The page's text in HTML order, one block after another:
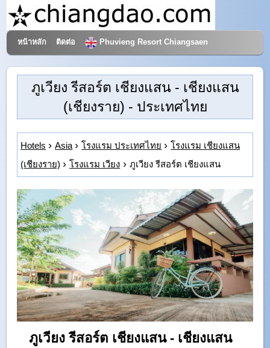
โรงแรมและการท่องเที่ยว
หน้าหลัก ติดต่อ Phuvieng Resort Chiangsaen
ภูเวียง รีสอร์ต เชียงแสน- เชียงแสน
(เชียงราย) - ประเทศไทย
Hotels Asia โรงแรม ประเทศไทย
โรงแรม เชียงแสน
(เชียงราย)
โรงแรม เวียง ภูเวียง รีสอร์ต เชียงแสน
ภูเวียง รีสอร์ต เชียงแสน - เชียงแสน